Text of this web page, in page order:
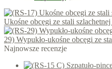
Ukośne obcęgi ze stali
29) Wypukło-ukośne obcęgi ze
Najnowsze recenzje